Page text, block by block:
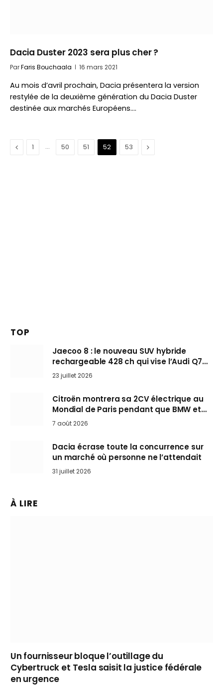
Dacia Duster 2023 sera plus cher ?
ParFaris Bouchaala 16 mars 2021
Au mois d’avril prochain, Dacia présentera la version
restylée de la deuxième génération du Dacia Duster
destinée aux marchés Européens.…
Précédent
1 … 50 51 52 53 Suivant
TOP
Jaecoo 8 : le nouveau SUV hybride
rechargeable 428 ch qui vise l’Audi Q7
arrive en Europe cet automne
23 juillet 2026
Citroën montrera sa 2CV électrique au
Mondial de Paris pendant que BMW et
Mini désertent le salon
7 août 2026
Dacia écrase toute la concurrence sur
un marché où personne ne l’attendait
31 juillet 2026
À LIRE
Un fournisseur bloque l’outillage du
Cybertruck et Tesla saisit la justice fédérale
en urgence